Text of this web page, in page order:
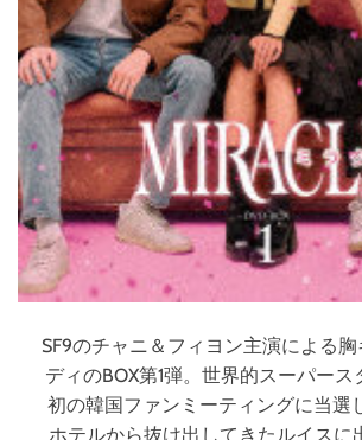
SF9のチャニ＆フィヨン主演による
ディのBOX第1弾。世界的スーパー
初の韓国ファンミーティングに当選
ホテルから抜け出してきたルイスに